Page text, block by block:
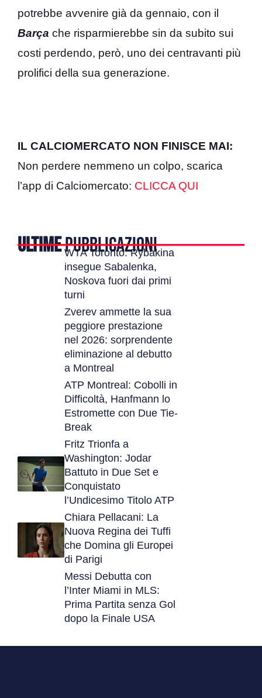
potrebbe avvenire già da gennaio, con il
Barça che risparmierebbe sin da subito sui
costi perdendo, però, uno dei centravanti più
prolifici della sua generazione.
IL CALCIOMERCATO NON FINISCE MAI:
Non perdere nemmeno un colpo, scarica
l’app di Calciomercato: CLICCA QUI
ULTIMEPUBBLICAZIONI
WTA Toronto: Rybakina
insegue Sabalenka,
Noskova fuori dai primi
turni
Zverev ammette la sua
peggiore prestazione
nel 2026: sorprendente
eliminazione al debutto
a Montreal
ATP Montreal: Cobolli in
Difficoltà, Hanfmann lo
Estromette con Due Tie-
Break
Fritz Trionfa a
Washington: Jodar
Battuto in Due Set e
Conquistato
l’Undicesimo Titolo ATP
Chiara Pellacani: La
Nuova Regina dei Tuffi
che Domina gli Europei
di Parigi
Messi Debutta con
l’Inter Miami in MLS:
Prima Partita senza Gol
dopo la Finale USA